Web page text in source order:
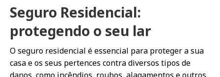
Seguro Residencial:
protegendo o seu lar
O seguro residencial é essencial para proteger a sua
casa e os seus pertences contra diversos tipos de